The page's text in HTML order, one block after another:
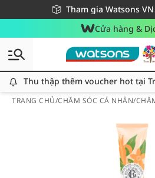
Tham gia Watsons
Miễn phí giao hàng cho
Giao hàng nhanh 24h - Áp
Cửa hàng &
Thu thập thêm voucher hot tại
TRANG CHỦ/CHĂM SÓC CÁ NHÂN/